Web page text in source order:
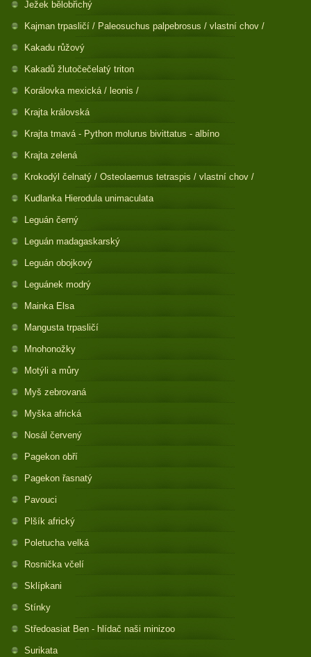
Ježek bělobřichý
Kajman trpasličí / Paleosuchus palpebrosus / vlastní chov /
Kakadu růžový
Kakadů žlutočečelatý triton
Korálovka mexická / leonis /
Krajta královská
Krajta tmavá - Python molurus bivittatus - albíno
Krajta zelená
Krokodýl čelnatý / Osteolaemus tetraspis / vlastní chov /
Kudlanka Hierodula unimaculata
Leguán černý
Leguán madagaskarský
Leguán obojkový
Leguánek modrý
Mainka Elsa
Mangusta trpasličí
Mnohonožky
Motýli a můry
Myš zebrovaná
Myška africká
Nosál červený
Pagekon obří
Pagekon řasnatý
Pavouci
Plšík africký
Poletucha velká
Rosnička včelí
Sklípkani
Stínky
Středoasiat Ben - hlídač naši minizoo
Surikata